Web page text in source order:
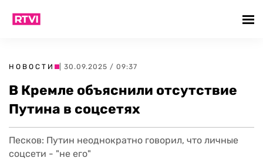
НОВОСТИ | 30.09.2025 / 09:37
В Кремле объяснили отсутствие
Путина в соцсетях
Песков: Путин неоднократно говорил, что личные
соцсети - "не его"